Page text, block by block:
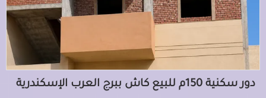
دور سكنية 150م للبيع كاش ببرج العرب الإسكندرية